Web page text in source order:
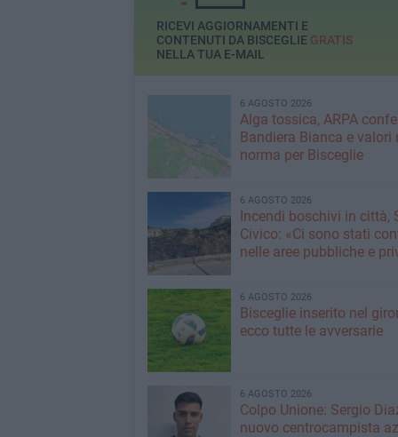
RICEVI AGGIORNAMENTI E
CONTENUTI DA BISCEGLIE GRATIS
NELLA TUA E-MAIL
6 AGOSTO 2026
Alga tossica, ARPA
Bandiera Bianca e valori
norma per Bisceglie
6 AGOSTO 2026
Incendi boschivi in città,
Civico: «Ci sono stati
nelle aree pubbliche e
6 AGOSTO 2026
Bisceglie inserito nel
ecco tutte le avversarie
6 AGOSTO 2026
Colpo Unione: Sergio
nuovo centrocampista